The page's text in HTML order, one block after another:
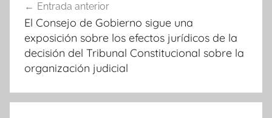
de
entradas
Entrada anterior
El Consejo de Gobierno sigue una
exposición sobre los efectos jurídicos de la
decisión del Tribunal Constitucional sobre la
organización judicial